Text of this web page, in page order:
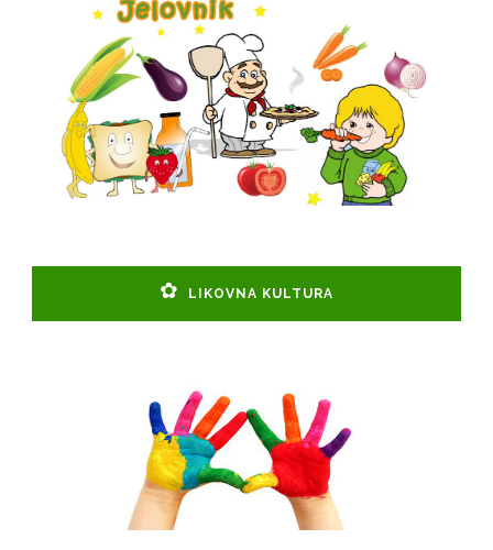
LIKOVNA KULTURA